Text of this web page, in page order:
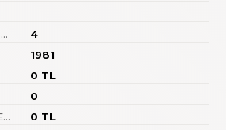
КОЛ-ВО ЭТАЖЕЙ В ЗДАНИИ
4
1981
0 TL
0
КОНДОМИНИМУМ (ЕЖЕМЕСЯЧН.ПЛАТЕЖИ ЗА ОБСЛУЖИВАНИЕ)
0 TL